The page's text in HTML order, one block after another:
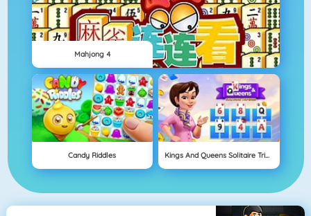
Mahjong 4
Candy Riddles Kings And Queens Solitaire Tripeaks